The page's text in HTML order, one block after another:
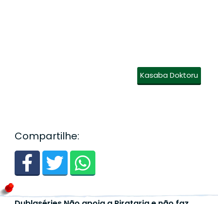
Kasaba Doktoru
Compartilhe: